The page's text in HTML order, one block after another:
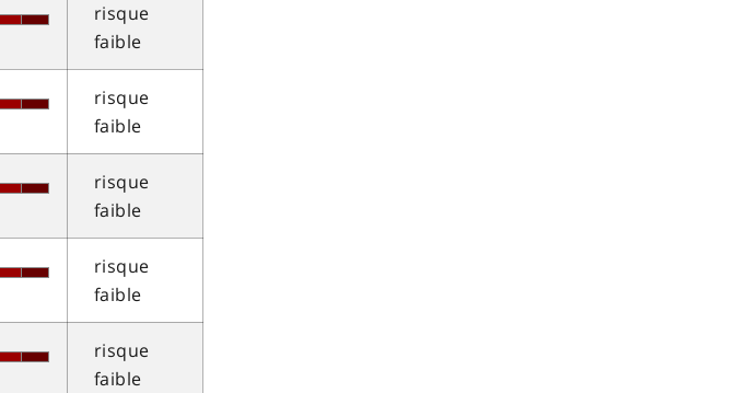
risque
faible
risque
faible
risque
faible
risque
faible
risque
faible